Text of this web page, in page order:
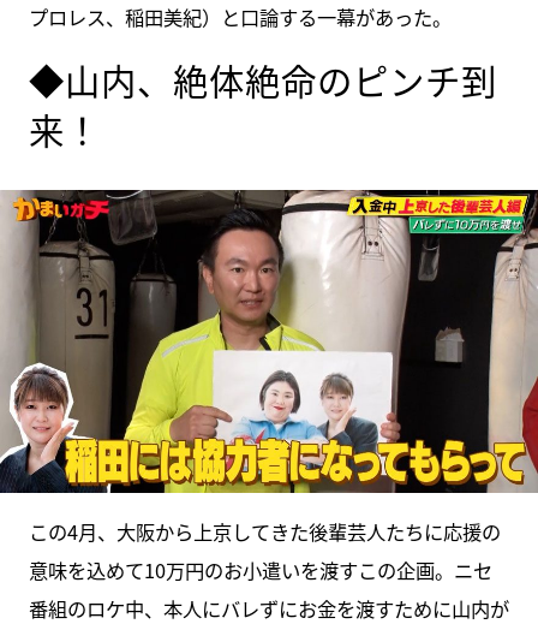
プロレス、稲田美紀）と口論する一幕があった。
◆山内、絶体絶命のピンチ到
来！
この4月、大阪から上京してきた後輩芸人たちに応援の
意味を込めて10万円のお小遣いを渡すこの企画。ニセ
番組のロケ中、本人にバレずにお金を渡すために山内が